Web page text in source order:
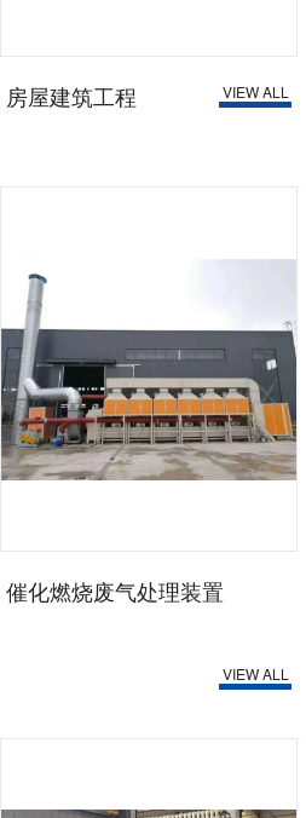
房屋建筑工程 VIEW ALL
催化燃烧废气处理装置
VIEW ALL